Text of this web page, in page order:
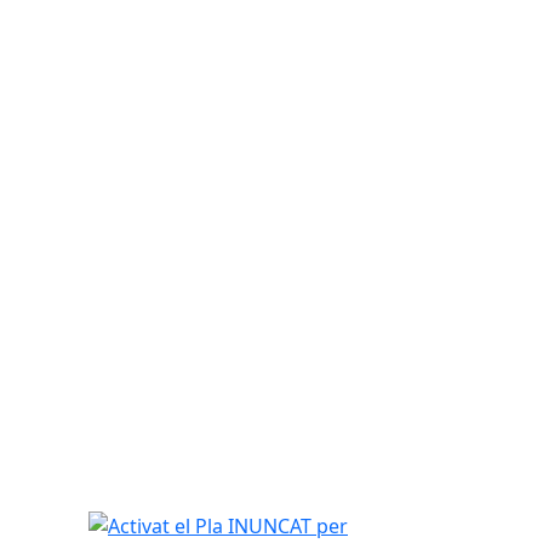
Activat el Pla INUNCAT per previsió de pluges